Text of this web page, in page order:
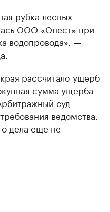
рубка лесных
ООО «Онест» при
водопровода», —
рассчитало ущерб
сумма ущерба
суд
ведомства.
дела еще не